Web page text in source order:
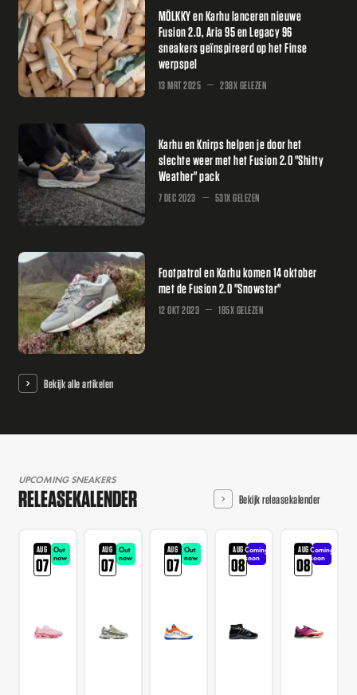
MÖLKKY en Karhu lanceren nieuwe
Fusion 2.0, Aria 95 en Legacy 96
sneakers geïnspireerd op het Finse
werpspel
13 MRT 2025 238X GELEZEN
Karhu en Knirps helpen je door het
slechte weer met het Fusion 2.0 "Shitty
Weather" pack
7 DEC 2023 531X GELEZEN
Footpatrol en Karhu komen 14 oktober
met de Fusion 2.0 "Snowstar"
12 OKT 2023 185X GELEZEN
Bekijk alle artikelen
UPCOMING SNEAKERS
RELEASEKALENDER Bekijk releasekalender
AUG
07
Out
now
AUG
07
Out
now
AUG
07
Out
now
AUG
08
Coming
soon
AUG
08
Coming
soon